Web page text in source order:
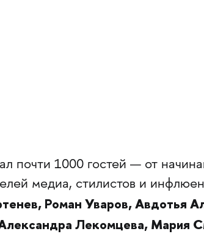
почти 1000 гостей — от
медиа, стилистов и
Роман Уваров, Авдотья
Лекомцева, Мария